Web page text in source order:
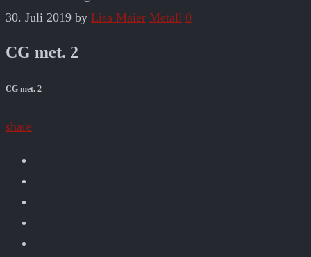
30. Juli 2019 by Lisa Maier Metall 0
CG met. 2
CG met. 2
share